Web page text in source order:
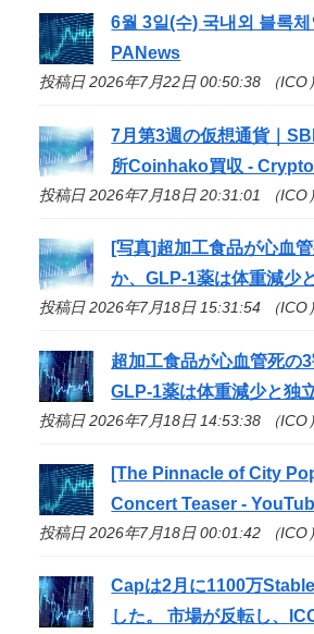
6월 3일(수) 국내외 블록
PANews
投稿日 2026年7月22日 00:50:38 （ICO）
7月第3週の仮想通貨｜
所Coinhako買収 -
投稿日 2026年7月18日 20:31:01 （ICO）
[写真]超加工食品が心血
か、GLP-1薬は体重減少
投稿日 2026年7月18日 15:31:54 （ICO）
超加工食品が心血管死の3
GLP-1薬は体重減少と独
投稿日 2026年7月18日 14:53:38 （ICO）
[The Pinnacle of City
Concert Teaser -
投稿日 2026年7月18日 00:01:42 （ICO）
Capは2月に1100万
した。 市場が反転し、